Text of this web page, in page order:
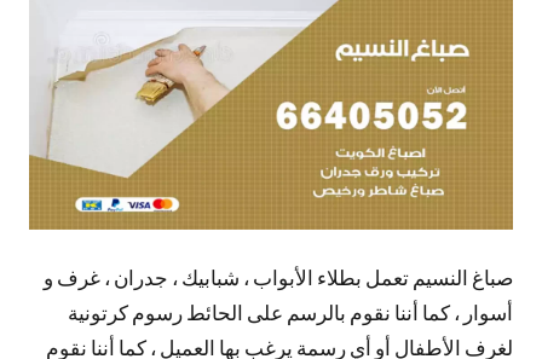
صباغ النسيم تعمل بطلاء الأبواب ، شبابيك ، جدران ، غرف و
أسوار ، كما أننا نقوم بالرسم على الحائط رسوم كرتونية
لغرف الأطفال أو أي رسمة يرغب بها العميل ، كما أننا نقوم